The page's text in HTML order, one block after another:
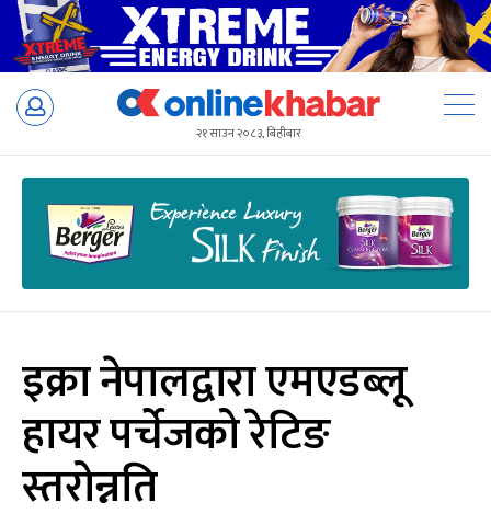
Skip
२१ साउन २०८३, बिहीबार
इक्रा नेपालद्वारा एमएडब्लू
हायर पर्चेजको रेटिङ
स्तरोन्नति